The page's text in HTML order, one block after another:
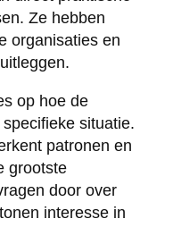
Ze hebben
organisaties en
op hoe de
situatie.
patronen en
grootste
door over
interesse in